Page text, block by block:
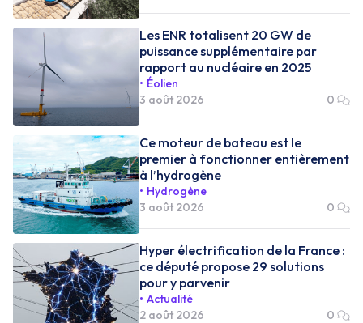
Les ENR totalisent 20 GW de
puissance supplémentaire par
rapport au nucléaire en 2025
Éolien
3 août 2026
0
Ce moteur de bateau est le
premier à fonctionner entièrement
à l’hydrogène
Hydrogène
3 août 2026
0
Hyper électrification de la France :
ce député propose 29 solutions
pour y parvenir
Actualité
2 août 2026
0